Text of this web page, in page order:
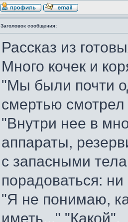
Заголовок сообщения:
Рассказ из
Много кочек и
"Мы были почти
смертью
"Внутри нее в
аппараты,
с запасными
порадоваться:
"Я не понимаю,
иметь..." "Какой".